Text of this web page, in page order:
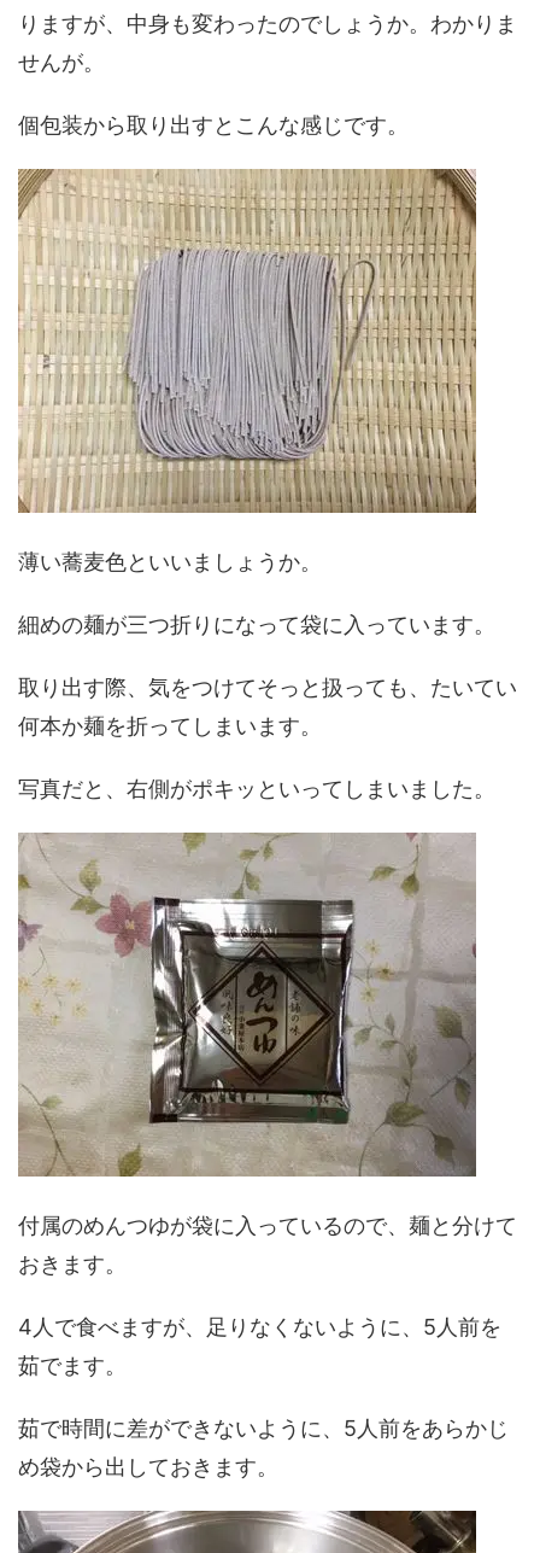
りますが、中身も変わったのでしょうか。わかりま
せんが。
個包装から取り出すとこんな感じです。
薄い蕎麦色といいましょうか。
細めの麺が三つ折りになって袋に入っています。
取り出す際、気をつけてそっと扱っても、たいてい
何本か麺を折ってしまいます。
写真だと、右側がポキッといってしまいました。
付属のめんつゆが袋に入っているので、麺と分けて
おきます。
4人で食べますが、足りなくないように、5人前を
茹でます。
茹で時間に差ができないように、5人前をあらかじ
め袋から出しておきます。